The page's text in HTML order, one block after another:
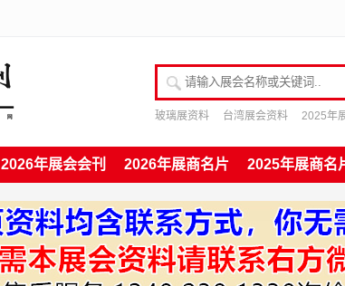
请输入展会名称或关键词
玻璃展资料 台湾展会资料 2025年
2026年展会会刊 2026年展商名片 2025年展商名